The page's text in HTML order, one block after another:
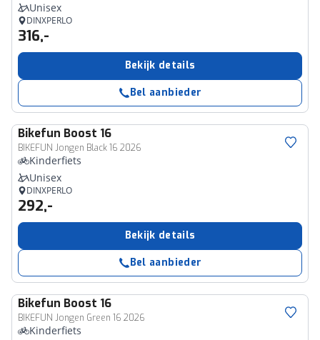
Unisex
DINXPERLO
316,-
Bekijk details
Bel aanbieder
Bikefun Boost 16
BIKEFUN Jongen Black 16 2026
Kinderfiets
Unisex
DINXPERLO
292,-
Bekijk details
Bel aanbieder
Bikefun Boost 16
BIKEFUN Jongen Green 16 2026
Kinderfiets